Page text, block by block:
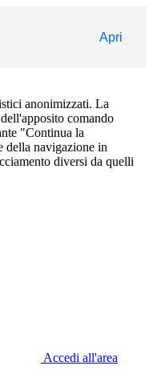
Apri
anonimizzati. La
comando
"Continua la
della navigazione in
diversi da quelli
Accedi all'area